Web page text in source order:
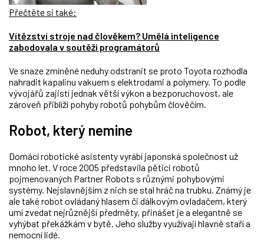
Přečtěte si také:
Vítězství stroje nad člověkem? Umělá inteligence
zabodovala v soutěži programátorů
Ve snaze zmíněné neduhy odstranit se proto Toyota rozhodla
nahradit kapalinu vakuem s elektrodami a polymery. To podle
vývojářů zajistí jednak větší výkon a bezporuchovost, ale
zároveň přiblíží pohyby robotů pohybům člověčím.
Robot, který nemine
Domácí robotické asistenty vyrábí japonská společnost už
mnoho let. V roce 2005 představila pětici robotů
pojmenovaných Partner Robots s různými pohybovými
systémy. Nejslavnějším z nich se stal hráč na trubku. Známý je
ale také robot ovládaný hlasem či dálkovým ovladačem, který
umí zvedat nejrůznější předměty, přinášet je a elegantně se
vyhýbat překážkám v bytě. Jeho služby využívají hlavně staří a
nemocní lidé.